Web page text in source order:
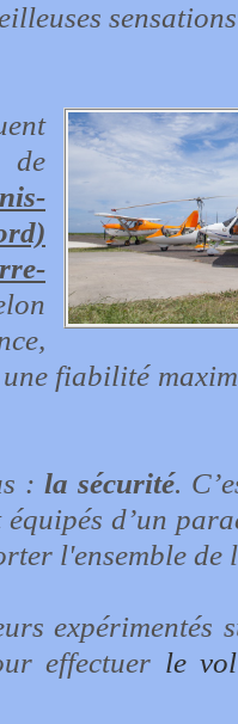
fiabilité
:la sécurité.
d’un
l'ensemble de
expérimentés
effectuer le